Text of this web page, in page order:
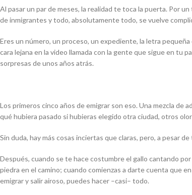
Al pasar un par de meses, la realidad te toca la puerta. Por
de inmigrantes y todo, absolutamente todo, se vuelve
Eres un número, un proceso, un expediente, la letra
cara lejana en la video llamada con la gente que sigue en tu
sorpresas de unos años atrás.
Los primeros cinco años de emigrar son eso. Una mezcla
qué hubiera pasado si hubieras elegido otra ciudad, otros
Sin duda, hay más cosas inciertas que claras, pero, a pesar
Después, cuando se te hace costumbre el gallo cantando
piedra en el camino; cuando comienzas a darte cuenta que
emigrar y salir airoso, puedes hacer –casi– todo.